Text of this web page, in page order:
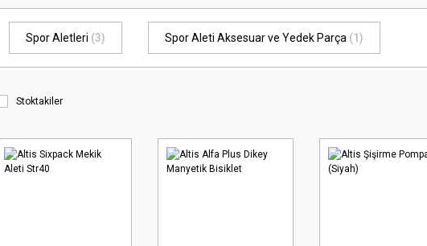
Spor Aletleri (3) Spor Aleti Aksesuar ve Yedek Parça (1)
Stoktakiler